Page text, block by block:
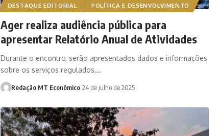
DESTAQUE EDITORIAL POLÍTICA E DESENVOLVIMENTO
Ager realiza audiência pública para
apresentar Relatório Anual de Atividades
Durante o encontro, serão apresentados dados e informações
sobre os serviços regulados,…
Redação MT Econômico 24 de julho de 2025